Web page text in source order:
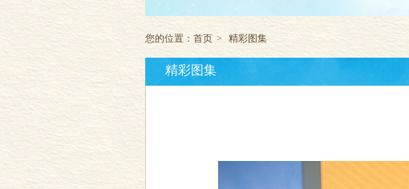
您的位置： 首页 > 精彩图集
精彩图集